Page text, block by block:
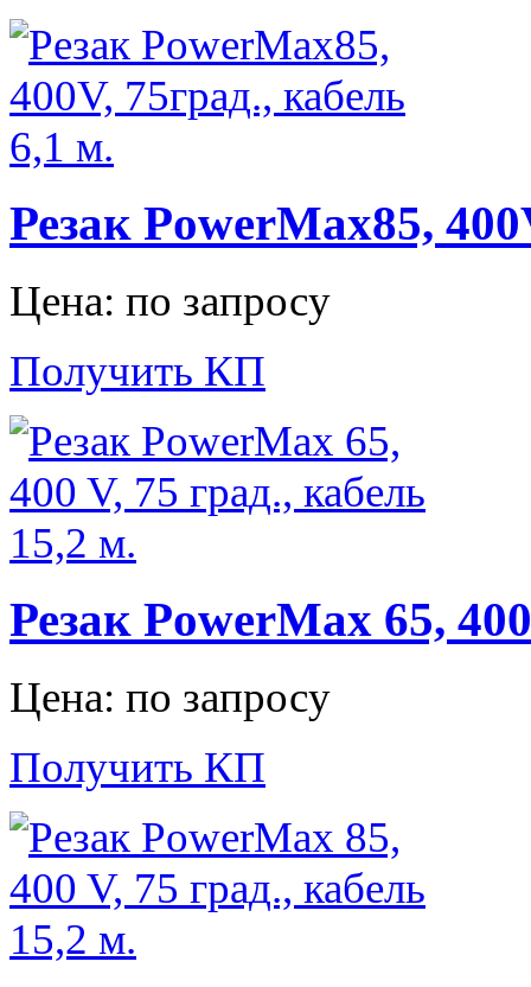
Резак PowerMax85,
Цена: по запросу
Получить КП
Резак PowerMax 65,
Цена: по запросу
Получить КП